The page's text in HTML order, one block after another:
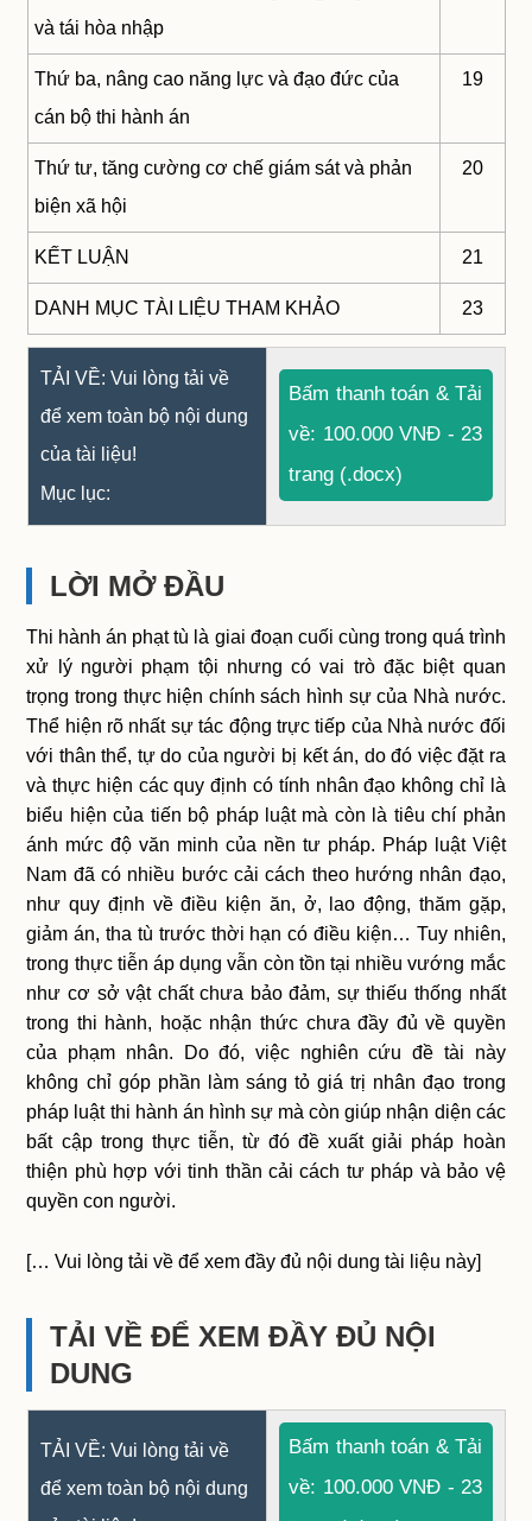
và tái hòa nhập
Thứ ba, nâng cao năng lực và đạo đức của
cán bộ thi hành án
19
Thứ tư, tăng cường cơ chế giám sát và phản
biện xã hội
20
KẾT LUẬN 21
DANH MỤC TÀI LIỆU THAM KHẢO 23
TẢI VỀ: Vui lòng tải về
để xem toàn bộ nội dung
của tài liệu!
Mục lục:
Bấm thanh toán & Tải
về: 100.000 VNĐ - 23
trang (.docx)
LỜI MỞ ĐẦU
Thi hành án phạt tù là giai đoạn cuối cùng trong quá trình
xử lý người phạm tội nhưng có vai trò đặc biệt quan
trọng trong thực hiện chính sách hình sự của Nhà nước.
Thể hiện rõ nhất sự tác động trực tiếp của Nhà nước đối
với thân thể, tự do của người bị kết án, do đó việc đặt ra
và thực hiện các quy định có tính nhân đạo không chỉ là
biểu hiện của tiến bộ pháp luật mà còn là tiêu chí phản
ánh mức độ văn minh của nền tư pháp. Pháp luật Việt
Nam đã có nhiều bước cải cách theo hướng nhân đạo,
như quy định về điều kiện ăn, ở, lao động, thăm gặp,
giảm án, tha tù trước thời hạn có điều kiện… Tuy nhiên,
trong thực tiễn áp dụng vẫn còn tồn tại nhiều vướng mắc
như cơ sở vật chất chưa bảo đảm, sự thiếu thống nhất
trong thi hành, hoặc nhận thức chưa đầy đủ về quyền
của phạm nhân. Do đó, việc nghiên cứu đề tài này
không chỉ góp phần làm sáng tỏ giá trị nhân đạo trong
pháp luật thi hành án hình sự mà còn giúp nhận diện các
bất cập trong thực tiễn, từ đó đề xuất giải pháp hoàn
thiện phù hợp với tinh thần cải cách tư pháp và bảo vệ
quyền con người.
[… Vui lòng tải về để xem đầy đủ nội dung tài liệu này]
TẢI VỀ ĐỂ XEM ĐẦY ĐỦ NỘI
DUNG
TẢI VỀ: Vui lòng tải về
để xem toàn bộ nội dung
Bấm thanh toán & Tải
về: 100.000 VNĐ - 23